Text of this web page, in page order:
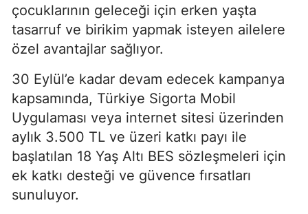
çocuklarının geleceği için erken yaşta
tasarruf ve birikim yapmak isteyen ailelere
özel avantajlar sağlıyor.
30 Eylül’e kadar devam edecek kampanya
kapsamında, Türkiye Sigorta Mobil
Uygulaması veya internet sitesi üzerinden
aylık 3.500 TL ve üzeri katkı payı ile
başlatılan 18 Yaş Altı BES sözleşmeleri için
ek katkı desteği ve güvence fırsatları
sunuluyor.